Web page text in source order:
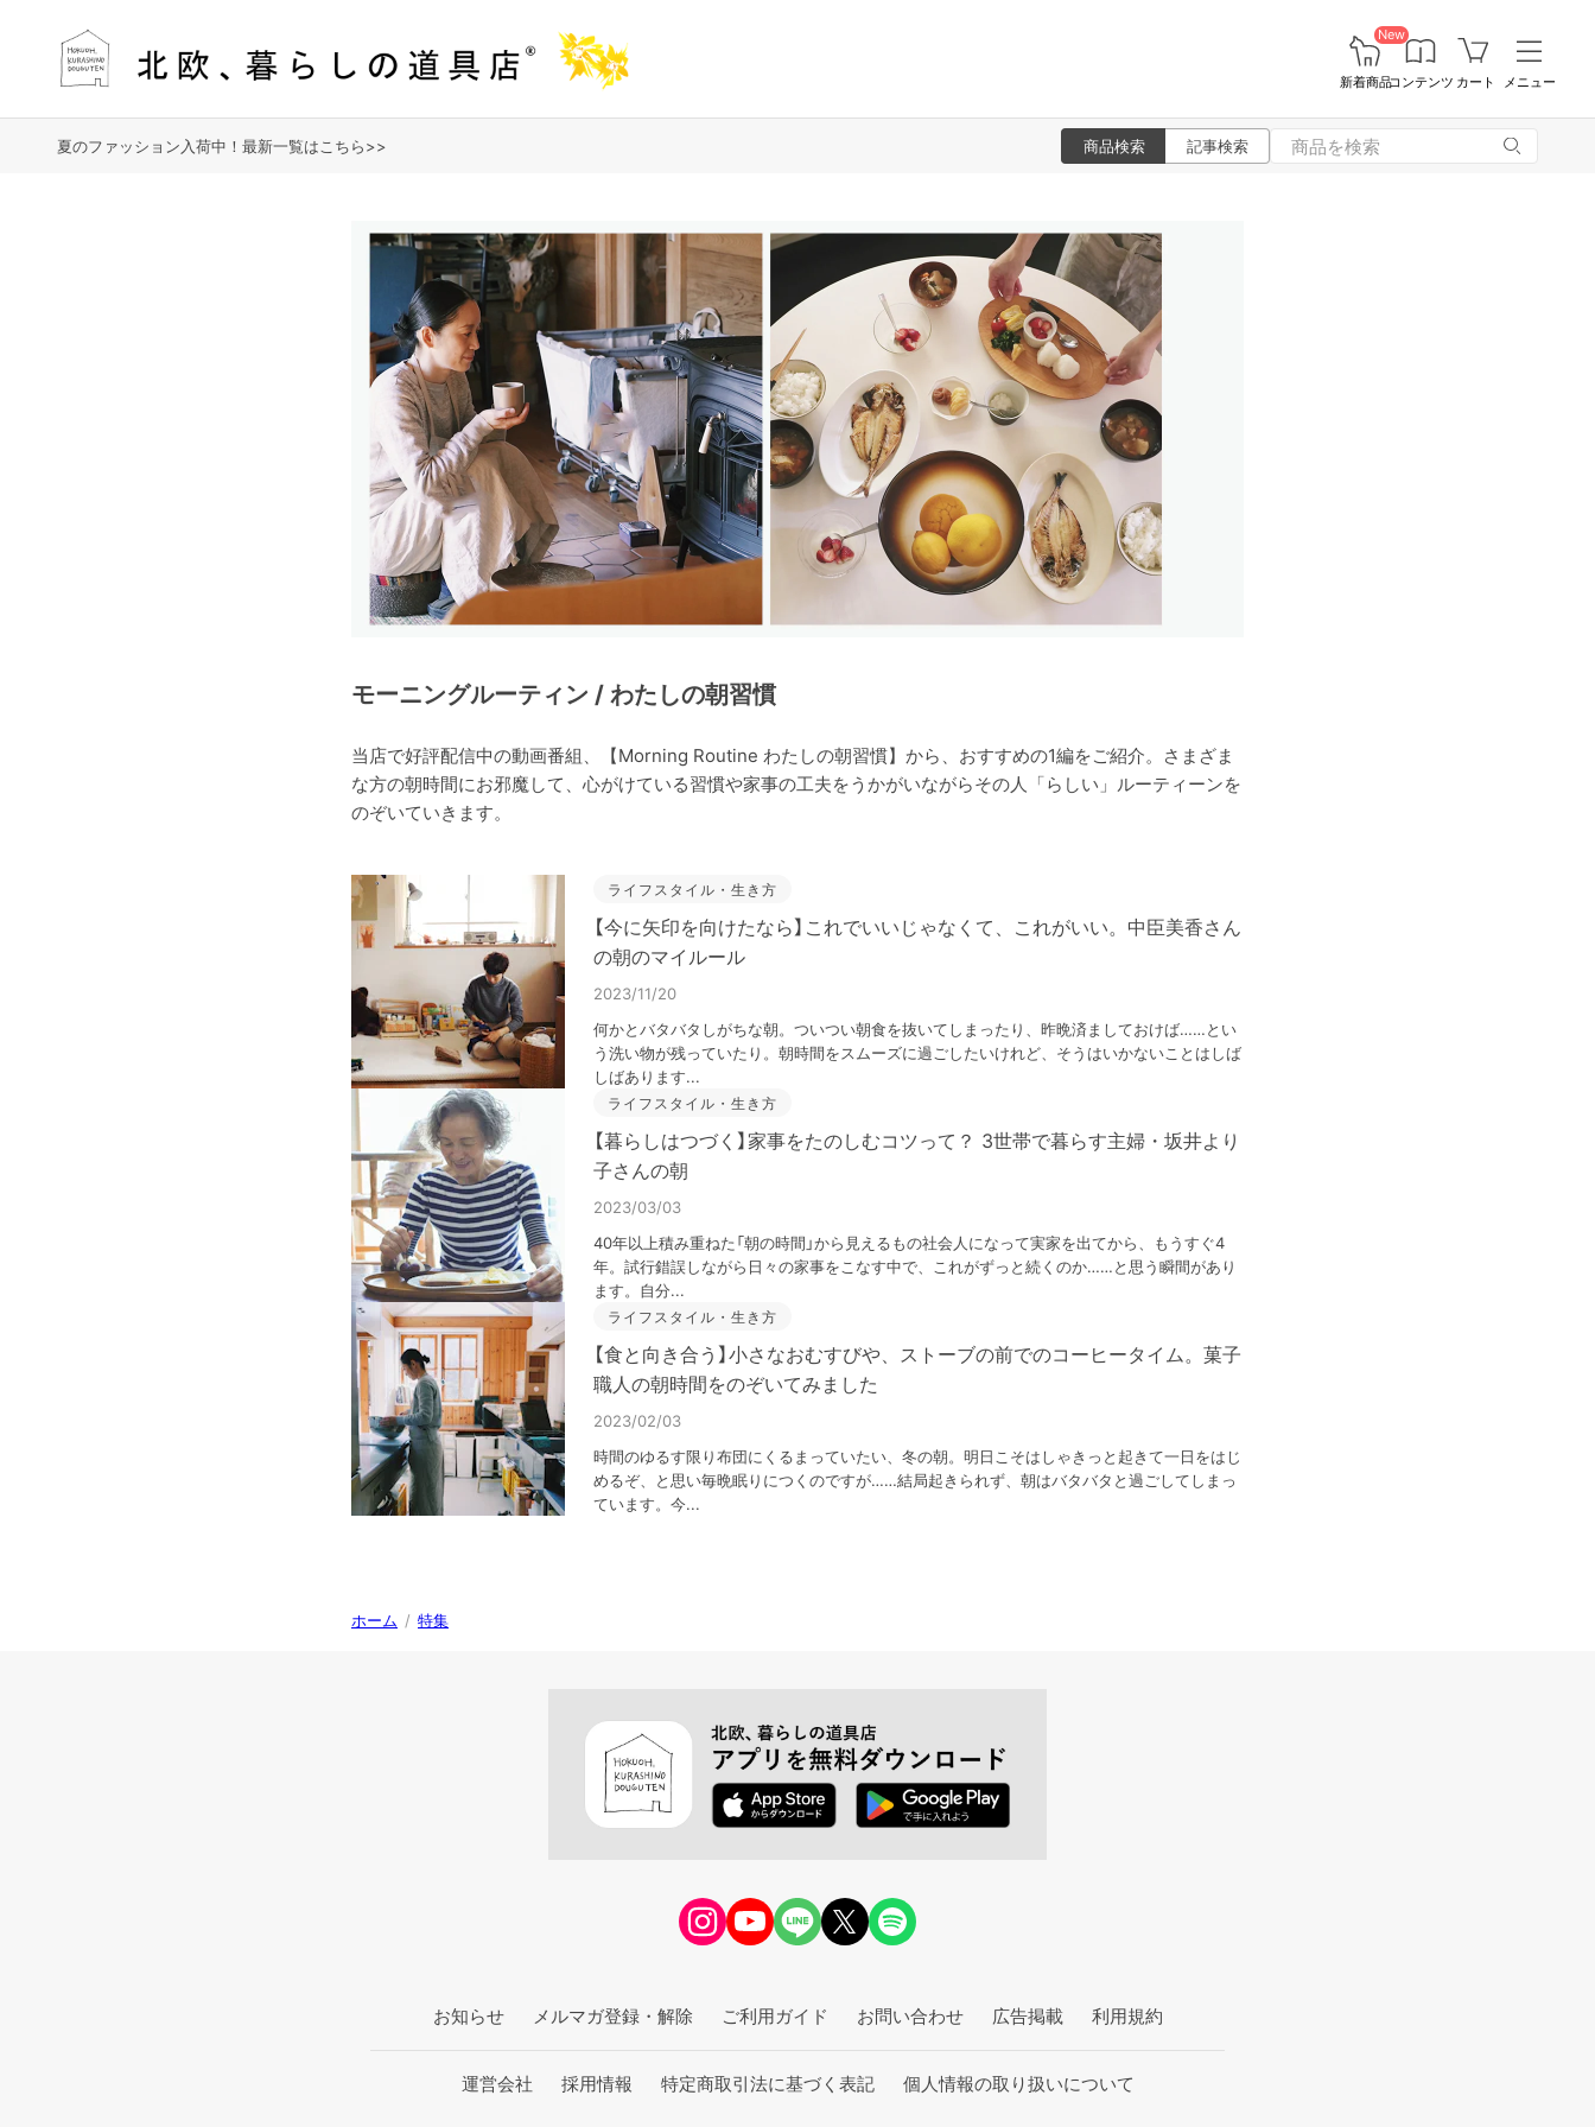
New
新着商品コンテンツ カート メニュー
夏のファッション入荷中！最新一覧はこちら>> 商品検索 記事検索
モーニングルーティン / わたしの朝習慣
当店で好評配信中の動画番組、【Morning Routine わたしの朝習慣】から、おすすめの1編をご紹介。さまざま
な方の朝時間にお邪魔して、心がけている習慣や家事の工夫をうかがいながらその人「らしい」ルーティーンを
のぞいていきます。
ライフスタイル・生き方
【今に矢印を向けたなら】これでいいじゃなくて、これがいい。中臣美香さん
の朝のマイルール
2023/11/20
何かとバタバタしがちな朝。ついつい朝食を抜いてしまったり、昨晩済ましておけば……とい
う洗い物が残っていたり。朝時間をスムーズに過ごしたいけれど、そうはいかないことはしば
しばあります...
ライフスタイル・生き方
【暮らしはつづく】家事をたのしむコツって？ 3世帯で暮らす主婦・坂井より
子さんの朝
2023/03/03
40年以上積み重ねた「朝の時間」から見えるもの社会人になって実家を出てから、もうすぐ4
年。試行錯誤しながら日々の家事をこなす中で、これがずっと続くのか……と思う瞬間があり
ます。自分...
ライフスタイル・生き方
【食と向き合う】小さなおむすびや、ストーブの前でのコーヒータイム。菓子
職人の朝時間をのぞいてみました
2023/02/03
時間のゆるす限り布団にくるまっていたい、冬の朝。明日こそはしゃきっと起きて一日をはじ
めるぞ、と思い毎晩眠りにつくのですが……結局起きられず、朝はバタバタと過ごしてしまっ
ています。今...
ホーム / 特集
お知らせ メルマガ登録・解除 ご利用ガイド お問い合わせ 広告掲載 利用規約
運営会社 採用情報 特定商取引法に基づく表記 個人情報の取り扱いについて